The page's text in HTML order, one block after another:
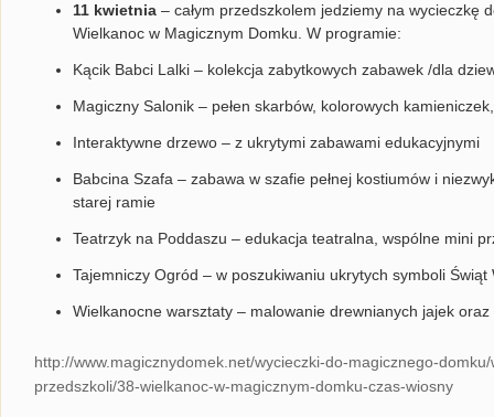
11 kwietnia – całym przedszkolem jedziemy na wycieczkę
Wielkanoc w Magicznym Domku. W programie:
Kącik Babci Lalki – kolekcja zabytkowych zabawek /dla
Magiczny Salonik – pełen skarbów, kolorowych
Interaktywne drzewo – z ukrytymi zabawami edukacyjnymi
Babcina Szafa – zabawa w szafie pełnej kostiumów i
starej ramie
Teatrzyk na Poddaszu – edukacja teatralna, wspólne mini
Tajemniczy Ogród – w poszukiwaniu ukrytych symboli Świąt
Wielkanocne warsztaty – malowanie drewnianych jajek
http://www.magicznydomek.net/wycieczki-do-magicznego-
przedszkoli/38-wielkanoc-w-magicznym-domku-czas-wiosny